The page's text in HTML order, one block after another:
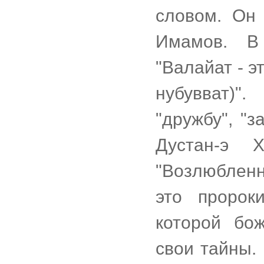
словом. Он
Имамов. В
"Валайат -
"дружбу",
Дустан-э
это
которой
свои тайны.